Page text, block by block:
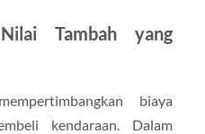
Tambah yang
biaya
kendaraan. Dalam